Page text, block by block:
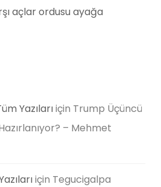
açlar ordusu ayağa
Yazılarıiçin Trump Üçüncü
– Mehmet
için Tegucigalpa